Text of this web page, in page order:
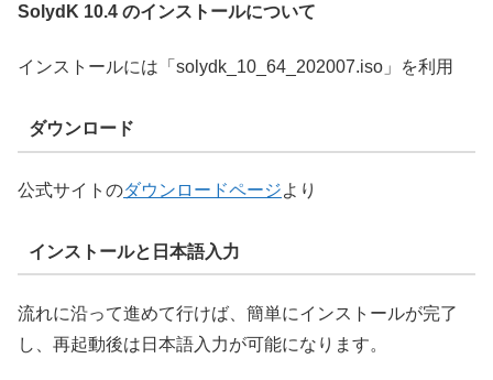
SolydK 10.4 のインストールについて
インストールには「solydk_10_64_202007.iso」を利用
ダウンロード
公式サイトのダウンロードページより
インストールと日本語入力
流れに沿って進めて行けば、簡単にインストールが完了
し、再起動後は日本語入力が可能になります。